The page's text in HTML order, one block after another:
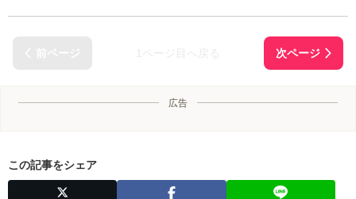
広告
この記事をシェア